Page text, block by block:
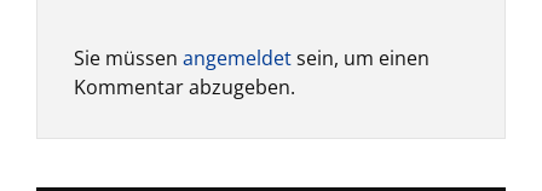
Sie müssen angemeldetsein, um einen
Kommentar abzugeben.